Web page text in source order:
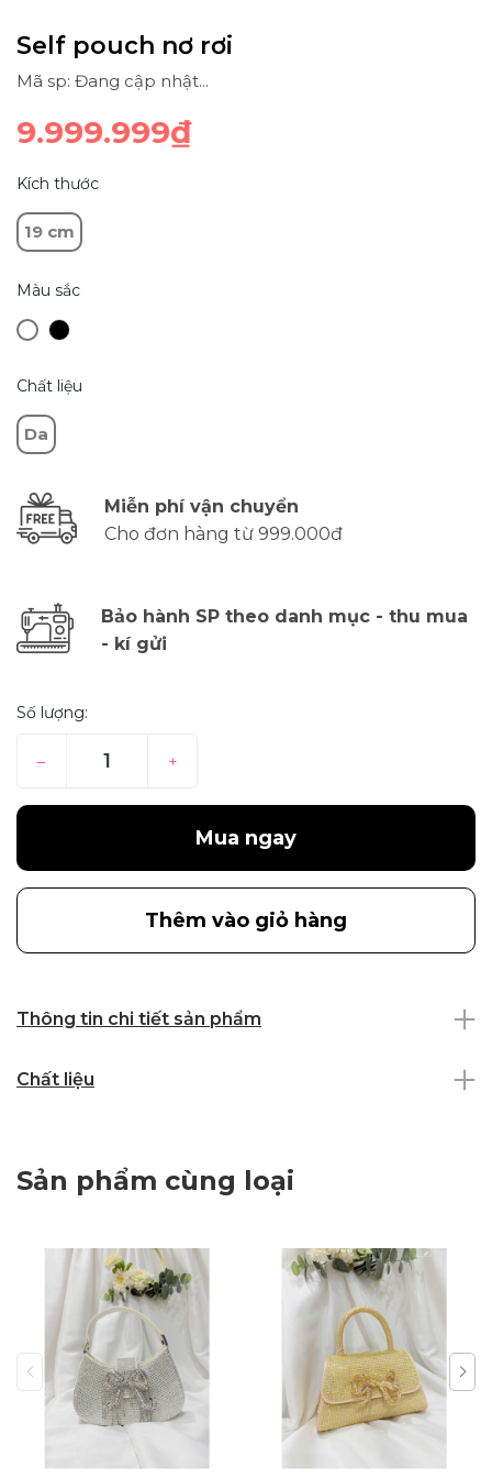
Self pouch nơ rơi
Mã sp: Đang cập nhật...
9.999.999₫
Kích thước
19 cm
Màu sắc
Chất liệu
Da
Miễn phí vận chuyển
Cho đơn hàng từ 999.000đ
Bảo hành SP theo danh mục - thu mua
- kí gửi
Số lượng:
– +
Mua ngay
Thêm vào giỏ hàng
Thông tin chi tiết sản phẩm
Chất liệu
Sản phẩm cùng loại